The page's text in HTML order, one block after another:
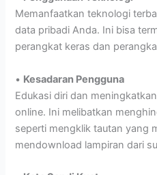
Memanfaatkan teknologi
data pribadi Anda. Ini bisa
perangkat keras dan
• Kesadaran Pengguna
Edukasi diri dan
online. Ini melibatkan
seperti mengklik tautan yang
mendownload lampiran dari